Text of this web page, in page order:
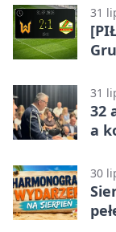
31
31
32
a
30